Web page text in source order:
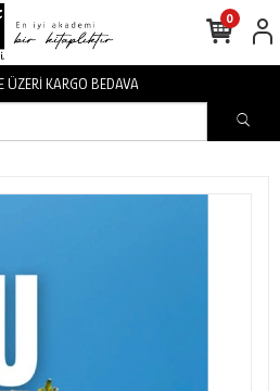
3000 TL VE ÜZERİ KARGO
0